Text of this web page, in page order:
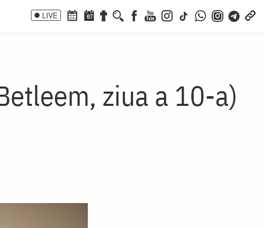
LIVE 07
ziua a 10-a)